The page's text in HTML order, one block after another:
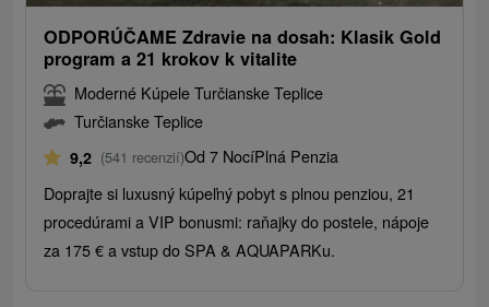
ODPORÚČAME Zdravie na dosah: Klasik Gold
program a 21 krokov k vitalite
Moderné Kúpele Turčianske Teplice
Turčianske Teplice
9,2 (541 recenzií)Od 7 NocíPlná Penzia
Doprajte si luxusný kúpeľný pobyt s plnou penziou, 21
procedúrami a VIP bonusmi: raňajky do postele, nápoje
za 175 € a vstup do SPA & AQUAPARKu.